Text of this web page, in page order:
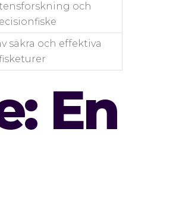
och
säkra och effektiva
En